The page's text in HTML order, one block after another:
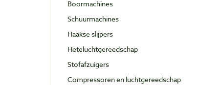
Boormachines
Schuurmachines
Haakse slijpers
Heteluchtgereedschap
Stofafzuigers
Compressoren en luchtgereedschap